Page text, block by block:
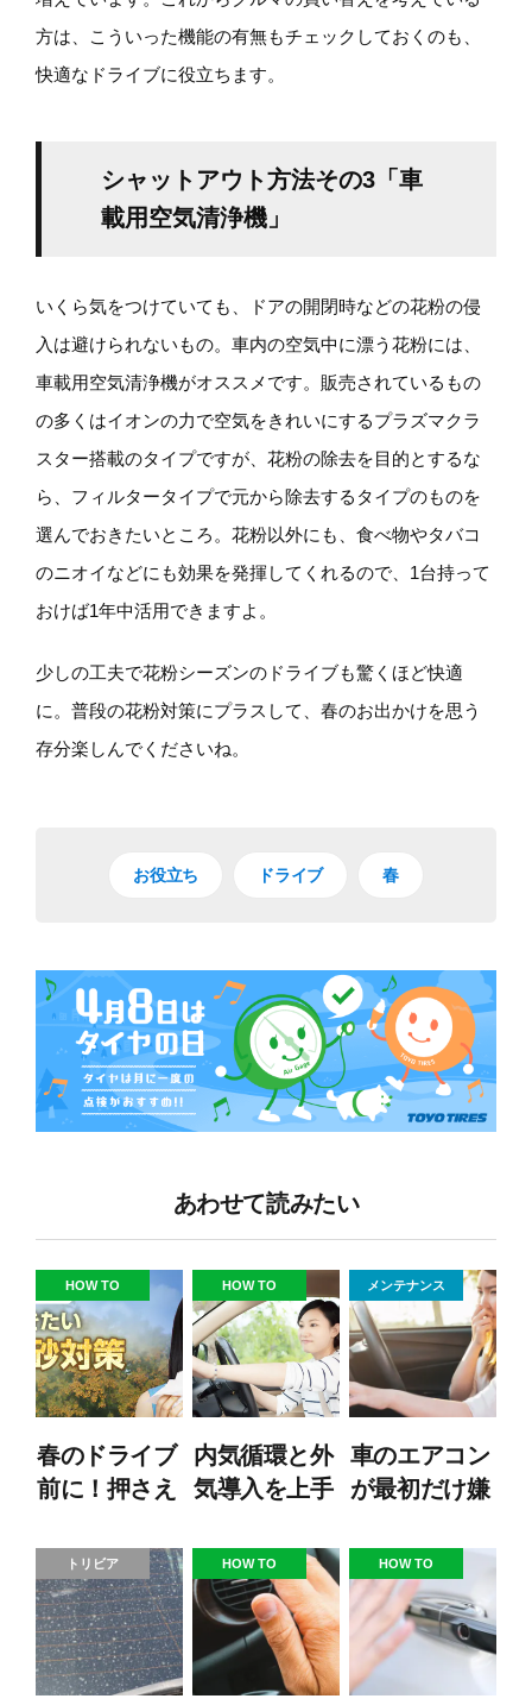
方は、こういった機能の有無もチェックしておくのも、
快適なドライブに役立ちます。
シャットアウト方法その3「車
載用空気清浄機」
いくら気をつけていても、ドアの開閉時などの花粉の侵
入は避けられないもの。車内の空気中に漂う花粉には、
車載用空気清浄機がオススメです。販売されているもの
の多くはイオンの力で空気をきれいにするプラズマクラ
スター搭載のタイプですが、花粉の除去を目的とするな
ら、フィルタータイプで元から除去するタイプのものを
選んでおきたいところ。花粉以外にも、食べ物やタバコ
のニオイなどにも効果を発揮してくれるので、1台持って
おけば1年中活用できますよ。
少しの工夫で花粉シーズンのドライブも驚くほど快適
に。普段の花粉対策にプラスして、春のお出かけを思う
存分楽しんでくださいね。
お役立ち ドライブ 春
あわせて読みたい
HOW TO
春のドライブ
前に！押さえ
粉・黄砂対策
HOW TO
内気循環と外
気導入を上手
エアコン使い
こなし術
メンテナンス
車のエアコン
が最初だけ嫌
法と防止策を
紹介
トリビア HOW TO HOW TO